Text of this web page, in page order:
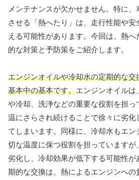
メンテナンスが欠かせません。特に
させる「熱へたり」は、走行性能や
える可能性があります。今回は、熱
的な対策と予防策をご紹介します。
エンジンオイルや冷却水の定期的な
基本中の基本です。エンジンオイルは
や冷却、洗浄などの重要な役割を担っ
温にさらされ続けることで徐々に劣化
てしまいます。同様に、冷却水もエン
切な温度に保つ役割を担っていますが
劣化し、冷却効果が低下する可能性が
期的な交換は、熱によるエンジンへの